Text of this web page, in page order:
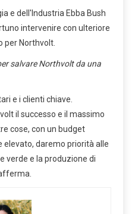
e dell'Industria Ebba Bush
intervenire con ulteriore
per Northvolt.
salvare Northvolt da una
e i clienti chiave.
il successo e il massimo
cose, con un budget
daremo priorità alle
verde e la produzione di